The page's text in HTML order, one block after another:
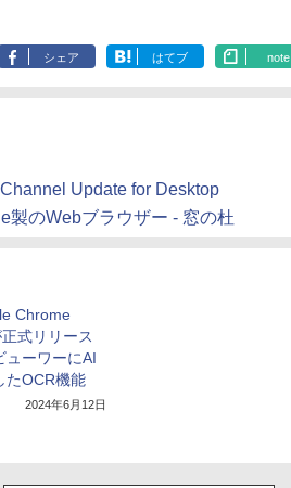
シェア はてブ note
Update for Desktop
製のWebブラウザー - 窓の杜
Chrome
式リリース
ューワーにAI
たOCR機能
2024年6月12日